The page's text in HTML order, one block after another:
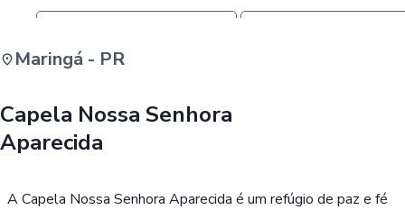
Maringá - PR
Capela Nossa Senhora
Aparecida
A Capela Nossa Senhora Aparecida é um refúgio de paz e fé